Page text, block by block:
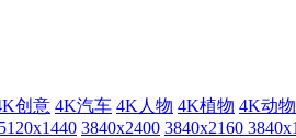
创意 4K汽车 4K人物 4K植物 4K动物
5120x1440 3840x2400 3840x2160